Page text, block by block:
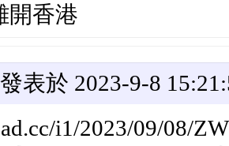
開香港
發表於 2023-9-8
i1/2023/09/08/